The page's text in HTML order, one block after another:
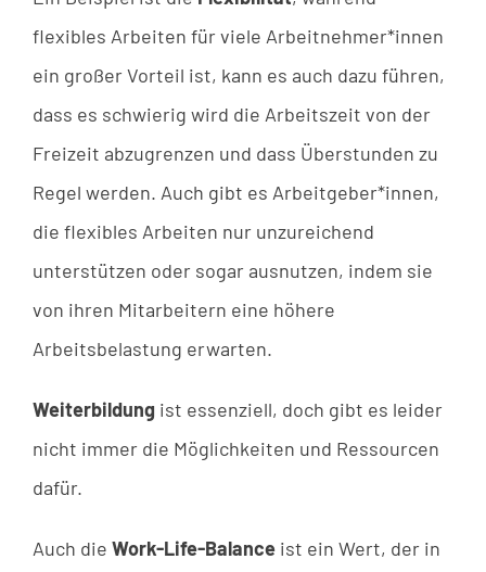
flexibles Arbeiten für viele Arbeitnehmer*innen
ein großer Vorteil ist, kann es auch dazu führen,
dass es schwierig wird die Arbeitszeit von der
Freizeit abzugrenzen und dass Überstunden zu
Regel werden. Auch gibt es Arbeitgeber*innen,
die flexibles Arbeiten nur unzureichend
unterstützen oder sogar ausnutzen, indem sie
von ihren Mitarbeitern eine höhere
Arbeitsbelastung erwarten.
Weiterbildungist essenziell, doch gibt es leider
nicht immer die Möglichkeiten und Ressourcen
dafür.
Auch die Work-Life-Balance ist ein Wert, der in